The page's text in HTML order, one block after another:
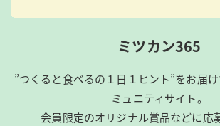
ミツカン365
”つくると食べるの１日１ヒント”をお届
ミュニティサイト。
会員限定のオリジナル賞品などに応